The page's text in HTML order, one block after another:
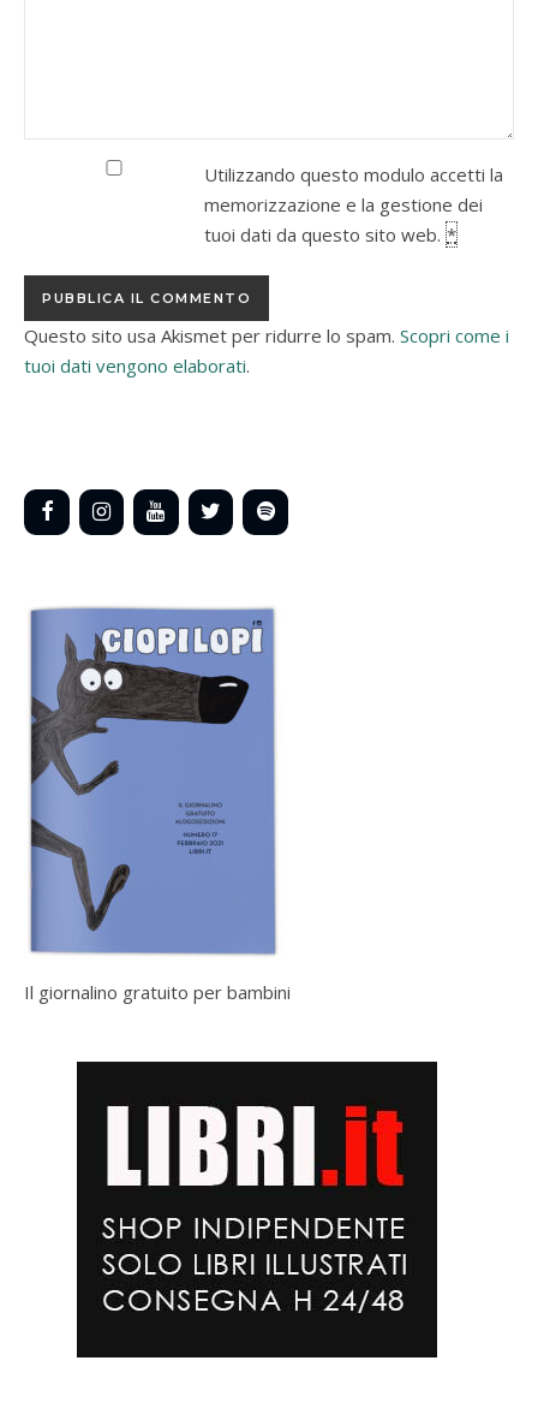
Utilizzando questo modulo accetti la
memorizzazione e la gestione dei
tuoi dati da questo sito web.*
Questo sito usa Akismet per ridurre lo spam. Scopri come i
tuoi dati vengono elaborati.
Il giornalino gratuito per bambini